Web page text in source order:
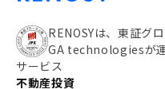
RENOSYは、東証グ
GA technologiesが運
サービス
不動産投資